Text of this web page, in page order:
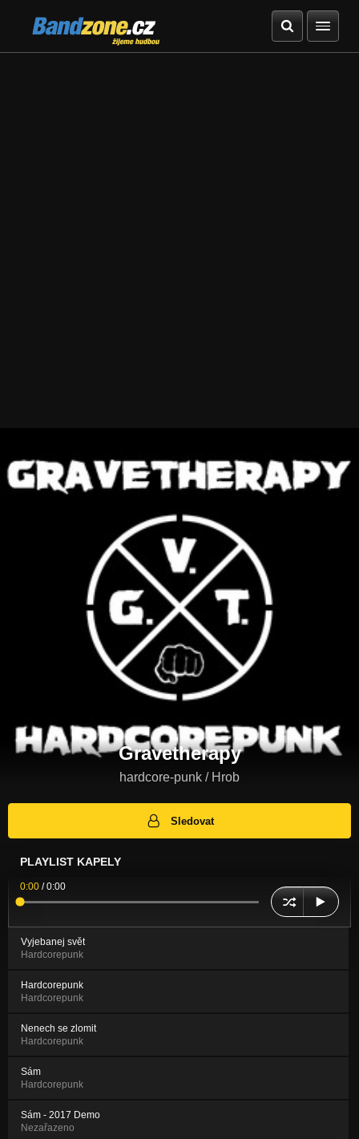
Bandzone.cz
žijeme hudbou
Gravetherapy
hardcore-punk / Hrob
Sledovat
PLAYLIST KAPELY
0:00 /0:00
Vyjebanej svět
Hardcorepunk
Hardcorepunk
Hardcorepunk
Nenech se zlomit
Hardcorepunk
Sám
Hardcorepunk
Sám - 2017 Demo
Nezařazeno